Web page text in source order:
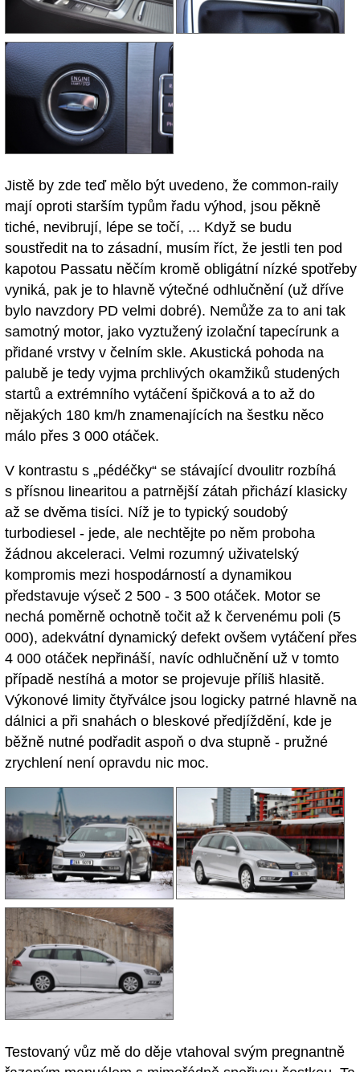
Jistě by zde teď mělo být uvedeno, že common-raily
mají oproti starším typům řadu výhod, jsou pěkně
tiché, nevibrují, lépe se točí, ... Když se budu
soustředit na to zásadní, musím říct, že jestli ten pod
kapotou Passatu něčím kromě obligátní nízké spotřeby
vyniká, pak je to hlavně výtečné odhlučnění (už dříve
bylo navzdory PD velmi dobré). Nemůže za to ani tak
samotný motor, jako vyztužený izolační tapecírunk a
přidané vrstvy v čelním skle. Akustická pohoda na
palubě je tedy vyjma prchlivých okamžiků studených
startů a extrémního vytáčení špičková a to až do
nějakých 180 km/h znamenajících na šestku něco
málo přes 3 000 otáček.
V kontrastu s „pédéčky“ se stávající dvoulitr rozbíhá
s přísnou linearitou a patrnější zátah přichází klasicky
až se dvěma tisíci. Níž je to typický soudobý
turbodiesel - jede, ale nechtějte po něm proboha
žádnou akceleraci. Velmi rozumný uživatelský
kompromis mezi hospodárností a dynamikou
představuje výseč 2 500 - 3 500 otáček. Motor se
nechá poměrně ochotně točit až k červenému poli (5
000), adekvátní dynamický defekt ovšem vytáčení přes
4 000 otáček nepřináší, navíc odhlučnění už v tomto
případě nestíhá a motor se projevuje příliš hlasitě.
Výkonové limity čtyřválce jsou logicky patrné hlavně na
dálnici a při snahách o bleskové předjíždění, kde je
běžně nutné podřadit aspoň o dva stupně - pružné
zrychlení není opravdu nic moc.
Testovaný vůz mě do děje vtahoval svým pregnantně